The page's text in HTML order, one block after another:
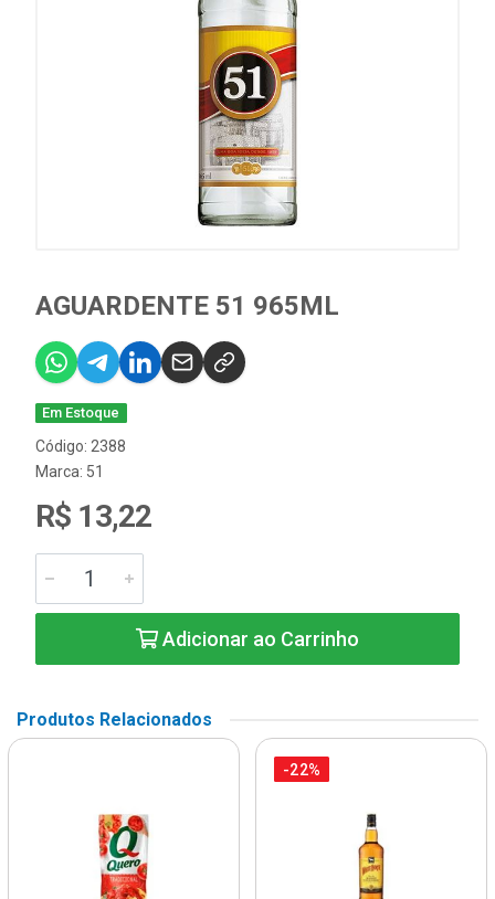
AGUARDENTE 51 965ML
Em Estoque
Código: 2388
Marca: 51
R$ 13,22
Adicionar ao Carrinho
Produtos Relacionados
-22%